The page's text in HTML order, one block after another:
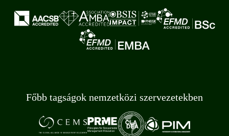
Főbb tagságok nemzetközi szervezetekben